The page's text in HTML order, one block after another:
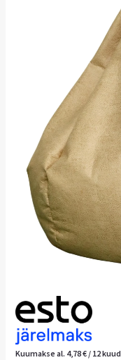
Kuumakse al. 4,78€ / 12 kuud